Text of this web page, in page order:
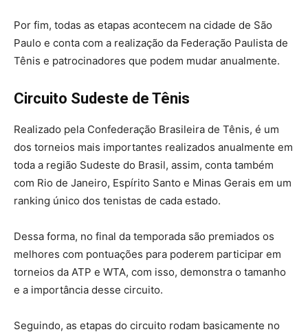
Por fim, todas as etapas acontecem na cidade de São
Paulo e conta com a realização da Federação Paulista de
Tênis e patrocinadores que podem mudar anualmente.
Circuito Sudeste de Tênis
Realizado pela Confederação Brasileira de Tênis, é um
dos torneios mais importantes realizados anualmente em
toda a região Sudeste do Brasil, assim, conta também
com Rio de Janeiro, Espírito Santo e Minas Gerais em um
ranking único dos tenistas de cada estado.
Dessa forma, no final da temporada são premiados os
melhores com pontuações para poderem participar em
torneios da ATP e WTA, com isso, demonstra o tamanho
e a importância desse circuito.
Seguindo, as etapas do circuito rodam basicamente no